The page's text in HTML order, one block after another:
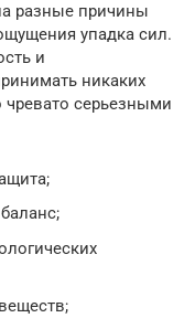
разные причины
упадка сил.
и
никаких
чревато серьезными